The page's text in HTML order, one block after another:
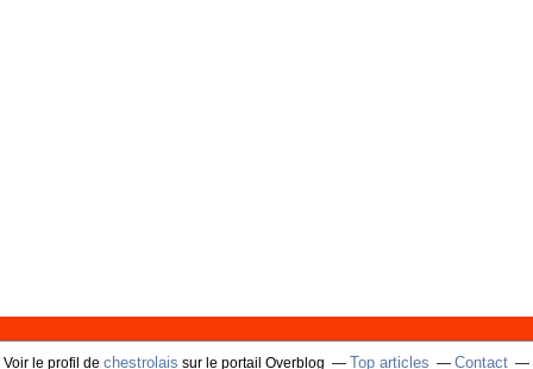
Voir le profil de chestrolais sur le portail Overblog Top articles Contact